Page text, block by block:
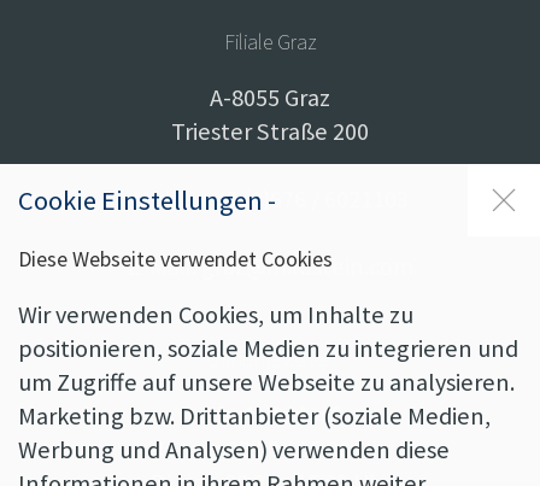
Filiale Graz
A-8055 Graz
Triester Straße 200
Mobil: +43 (0)676 / 6021103
E-Mail:graz@mildstein.com
Öffnungszeiten
Pischelsdorf
Mo von 08:00 - 15:00 Uhr
Cookie Einstellungen -
Diese Webseite verwendet Cookies
Wir verwenden Cookies, um Inhalte zu
positionieren, soziale Medien zu integrieren und
um Zugriffe auf unsere Webseite zu analysieren.
Marketing bzw. Drittanbieter (soziale Medien,
Werbung und Analysen) verwenden diese